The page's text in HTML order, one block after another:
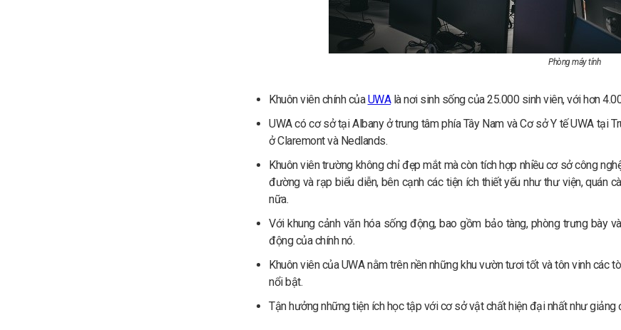
Phòng máy tính
Khuôn viên chính củaUWAlà nơi sinh sống của 25.000 sinh viên, với hơn
UWA có cơ sở tại Albany ở trung tâm phía Tây Nam và Cơ sở Y tế UWA tại
ở Claremont và Nedlands.
Khuôn viên trường không chỉ đẹp mắt mà còn tích hợp nhiều cơ sở công
đường và rạp biểu diễn, bên cạnh các tiện ích thiết yếu như thư viện, quán
nữa.
Với khung cảnh văn hóa sống động, bao gồm bảo tàng, phòng trưng bày
động của chính nó.
Khuôn viên của UWA nằm trên nền những khu vườn tươi tốt và tôn vinh
nổi bật.
Tận hưởng những tiện ích học tập với cơ sở vật chất hiện đại nhất như giảng